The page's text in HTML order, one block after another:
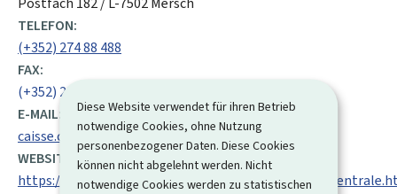
Diese Website verwendet für ihren Betrieb
notwendige Cookies, ohne Nutzung
personenbezogener Daten. Diese Cookies
können nicht abgelehnt werden. Nicht
notwendige Cookies werden zu statistischen
TELEFON:
(+352) 274 88 488
FAX:
(+352) 274 88 300
E-MAIL:
caisse.centrale@do.etat.lu
WEBSITE:
https://douanes.public.lu/fr/acteur/bureaux/